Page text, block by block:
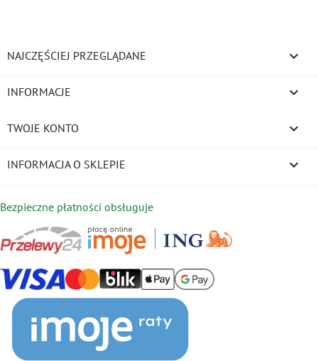
NAJCZĘŚCIEJ PRZEGLĄDANE 
INFORMACJE 
TWOJE KONTO 
INFORMACJA O SKLEPIE keyboard_arrow_down
Bezpieczne płatności obsługuje